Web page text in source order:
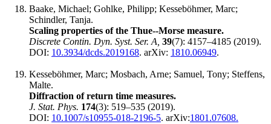
Baake, Michael; Gohlke, Philipp; Kesseböhmer, Marc;
Schindler, Tanja.
Scaling properties of the Thue--Morse measure.
Discrete Contin. Dyn. Syst. Ser. A, 39(7): 4157‍–4185 (2019).
DOI: 10.3934/dcds.2019168. arXiv: 1810.06949.
Kesseböhmer, Marc; Mosbach, Arne; Samuel, Tony; Steffens,
Malte.
Diffraction of return time measures.
J. Stat. Phys. 174(3): 519‍–535 (2019).
DOI: 10.1007/s10955-018-2196-5. arXiv:1801.07608.